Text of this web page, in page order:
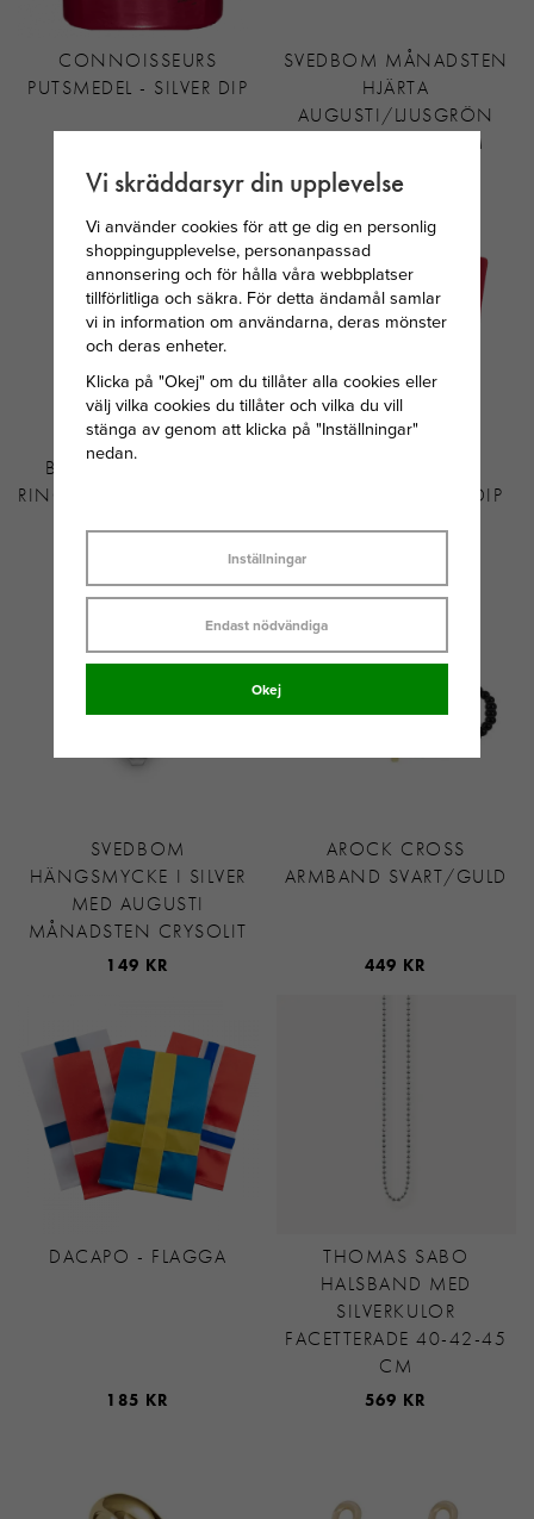
CONNOISSEURS
PUTSMEDEL - SILVER DIP
199 KR
SVEDBOM MÅNADSTEN
HJÄRTA
AUGUSTI/LJUSGRÖN
STEN SILVER 34CM
299 KR
BY JOLIMA CRYSTAL
RING GULDPLÄTERAT STÅL
PUTSMEDEL - GULD DIP
SVEDBOM
HÄNGSMYCKE I SILVER
MED AUGUSTI
MÅNADSTEN CRYSOLIT
149 KR
AROCK CROSS
ARMBAND SVART/GULD
449 KR
DACAPO - FLAGGA
185 KR
THOMAS SABO
HALSBAND MED
SILVERKULOR
FACETTERADE 40-42-45
CM
569 KR
Vi skräddarsyr din upplevelse
Vi använder cookies för att ge dig en personlig
shoppingupplevelse, personanpassad
annonsering och för hålla våra webbplatser
tillförlitliga och säkra. För detta ändamål samlar
vi in information om användarna, deras mönster
och deras enheter.
Klicka på "Okej" om du tillåter alla cookies eller
välj vilka cookies du tillåter och vilka du vill
stänga av genom att klicka på "Inställningar"
nedan.
Inställningar
Endast nödvändiga
Okej